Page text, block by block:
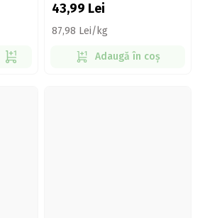
43,99 Lei
87,98 Lei/kg
Adaugă în coș